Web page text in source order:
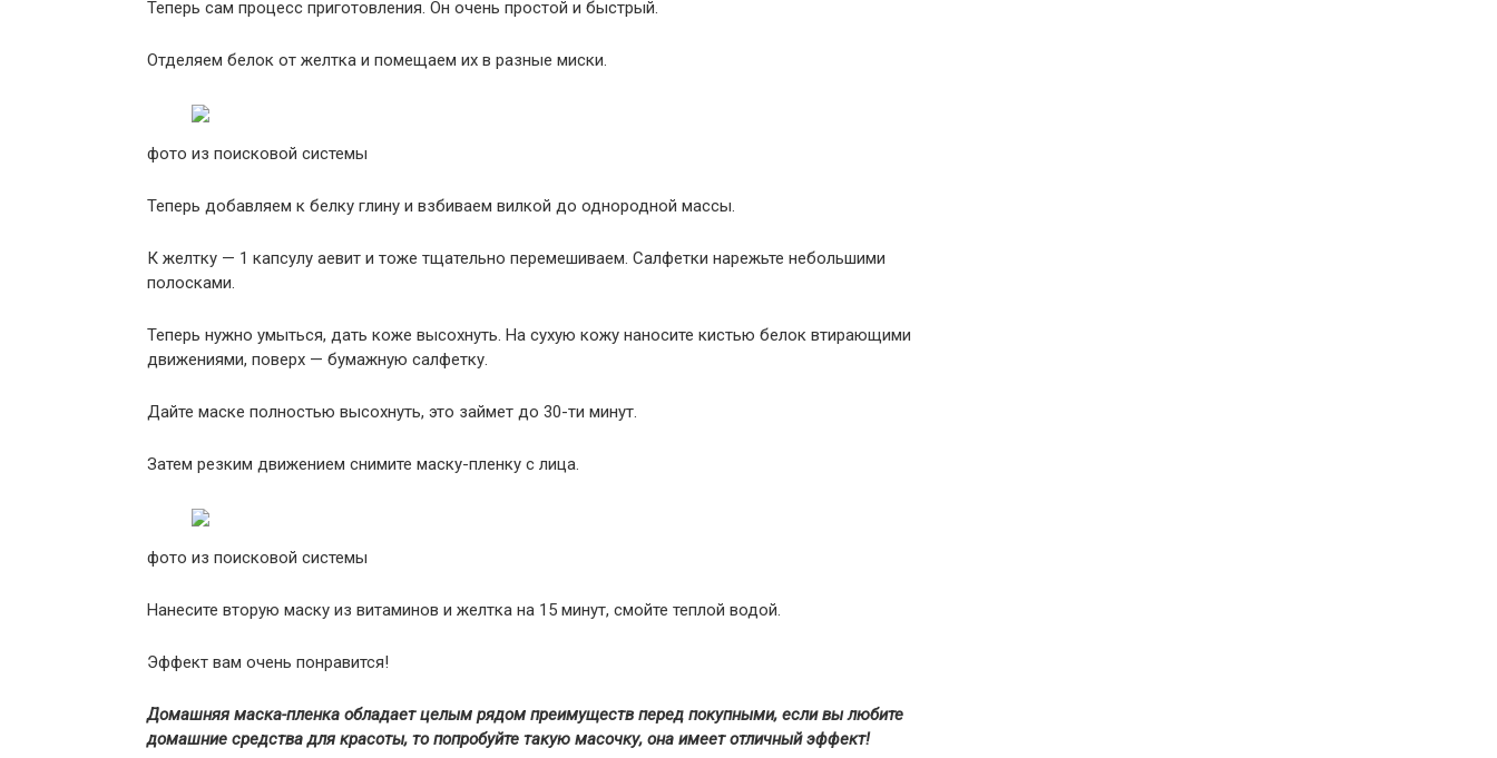
Теперь сам процесс приготовления. Он очень простой и быстрый.
Отделяем белок от желтка и помещаем их в разные миски.
фото из поисковой системы
Теперь добавляем к белку глину и взбиваем вилкой до однородной массы.
К желтку — 1 капсулу аевит и тоже тщательно перемешиваем. Салфетки нарежьте небольшими
полосками.
Теперь нужно умыться, дать коже высохнуть. На сухую кожу наносите кистью белок втирающими
движениями, поверх — бумажную салфетку.
Дайте маске полностью высохнуть, это займет до 30-ти минут.
Затем резким движением снимите маску-пленку с лица.
фото из поисковой системы
Нанесите вторую маску из витаминов и желтка на 15 минут, смойте теплой водой.
Эффект вам очень понравится!
Домашняя маска-пленка обладает целым рядом преимуществ перед покупными, если вы любите
домашние средства для красоты, то попробуйте такую масочку, она имеет отличный эффект!